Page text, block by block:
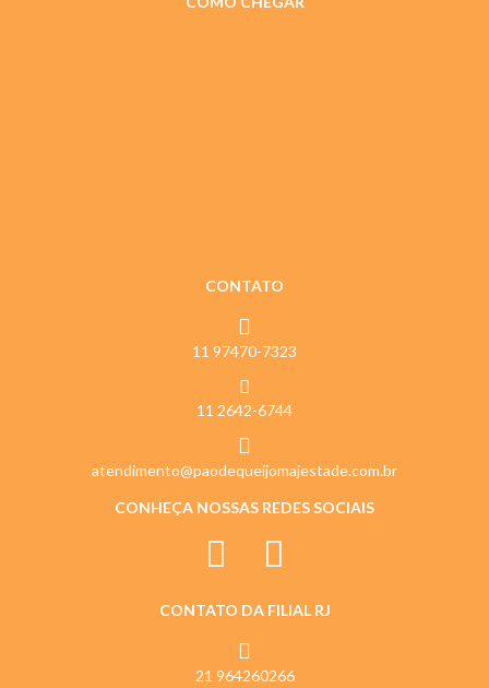
CONTATO
11 97470-7323
11 2642-6744
atendimento@paodequeijomajestade.com.br
CONHEÇA NOSSAS REDES SOCIAIS
CONTATO DA FILIAL RJ
21 964260266